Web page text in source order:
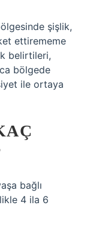
şişlik,
ettirememe
belirtileri,
bölgede
ile ortaya
bağlı
4 ila 6